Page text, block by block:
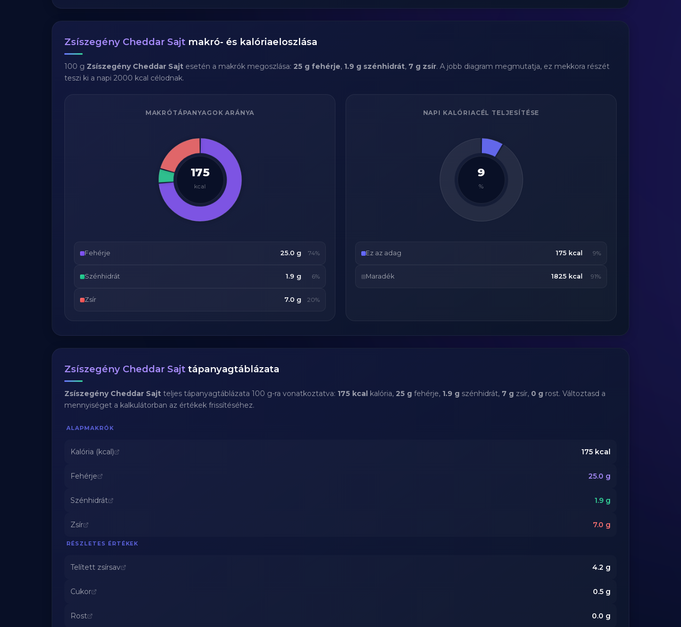
Zsíszegény Cheddar Sajt makró- és kalóriaeloszlása
100 g Zsíszegény Cheddar Sajt esetén a makrók megoszlása: 25 g fehérje, 1.9 g szénhidrát, 7 g zsír. A jobb diagram megmutatja, ez mekkora részét
teszi ki a napi 2000 kcal célodnak.
MAKRÓTÁPANYAGOK ARÁNYA
175
kcal
Fehérje 25.0 g 74%
Szénhidrát 1.9 g 6%
Zsír 7.0 g 20%
NAPI KALÓRIACÉL TELJESÍTÉSE
9
%
Ez az adag 175 kcal 9%
Maradék 1825 kcal 91%
Zsíszegény Cheddar Sajt tápanyagtáblázata
Zsíszegény Cheddar Sajt teljes tápanyagtáblázata 100 g-ra vonatkoztatva: 175 kcal kalória, 25 g fehérje, 1.9 g szénhidrát, 7 g zsír, 0 g rost. Változtasd a
mennyiséget a kalkulátorban az értékek frissítéséhez.
ALAPMAKRÓK
Kalória (kcal) 175 kcal
Fehérje 25.0 g
Szénhidrát 1.9 g
Zsír 7.0 g
RÉSZLETES ÉRTÉKEK
Telített zsírsav 4.2 g
Cukor 0.5 g
Rost 0.0 g